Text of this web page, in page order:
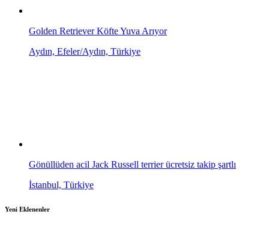
Golden Retriever Köfte Yuva Arıyor
Aydın, Efeler/Aydın, Türkiye
Gönüllüden acil Jack Russell terrier ücretsiz takip şartlı
İstanbul, Türkiye
Yeni Eklenenler